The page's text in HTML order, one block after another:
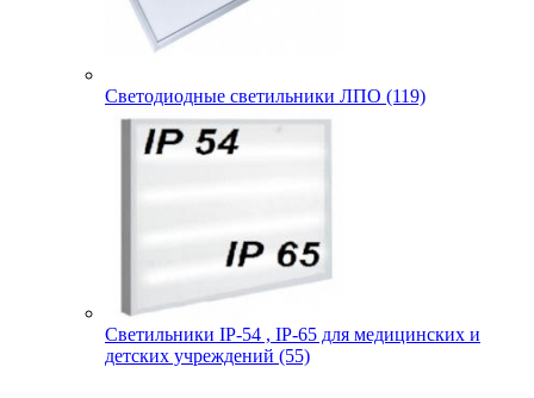
Светодиодные светильники ЛПО (119)
Светильники IP-54 , IP-65 для медицинских и
детских учреждений (55)